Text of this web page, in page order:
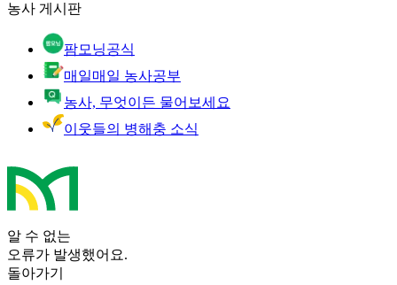
농사 게시판
팜모닝공식
매일매일 농사공부
농사, 무엇이든 물어보세요
이웃들의 병해충 소식
알 수 없는
오류가 발생했어요.
돌아가기